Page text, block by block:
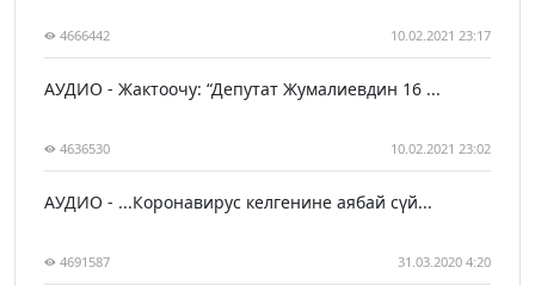
4666442 10.02.2021 23:17
АУДИО - Жактоочу: “Депутат Жумалиевдин 16 ...
4636530 10.02.2021 23:02
АУДИО - ...Коронавирус келгенине аябай сүй...
4691587 31.03.2020 4:20